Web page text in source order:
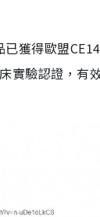
獲得歐盟
實驗認證，有